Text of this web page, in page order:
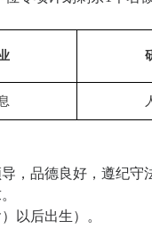
，品德良好，遵纪守
以后出生）。